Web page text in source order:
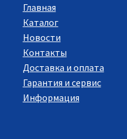
Главная
Каталог
Новости
Контакты
Доставка и оплата
Гарантия и сервис
Информация